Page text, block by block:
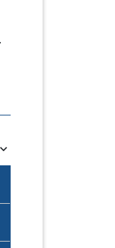
keyboard_arrow_down